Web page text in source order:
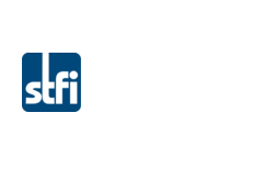
Inhalt
springen